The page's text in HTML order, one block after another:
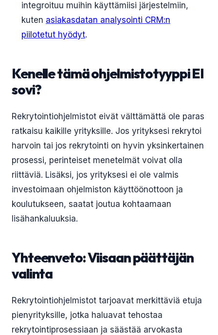
integroituu muihin käyttämiisi järjestelmiin,
kuten asiakasdatan analysointi CRM:n
piilotetut hyödyt.
Kenelle tämä ohjelmistotyyppi EI
sovi?
Rekrytointiohjelmistot eivät välttämättä ole paras
ratkaisu kaikille yrityksille. Jos yrityksesi rekrytoi
harvoin tai jos rekrytointi on hyvin yksinkertainen
prosessi, perinteiset menetelmät voivat olla
riittäviä. Lisäksi, jos yrityksesi ei ole valmis
investoimaan ohjelmiston käyttöönottoon ja
koulutukseen, saatat joutua kohtaamaan
lisähankaluuksia.
Yhteenveto: Viisaan päättäjän
valinta
Rekrytointiohjelmistot tarjoavat merkittäviä etuja
pienyrityksille, jotka haluavat tehostaa
rekrytointiprosessiaan ja säästää arvokasta